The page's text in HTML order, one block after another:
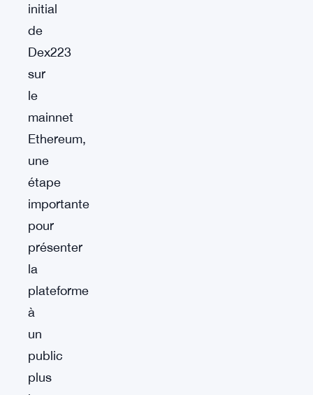
initial
de
Dex223
sur
le
mainnet
Ethereum,
une
étape
importante
pour
présenter
la
plateforme
à
un
public
plus